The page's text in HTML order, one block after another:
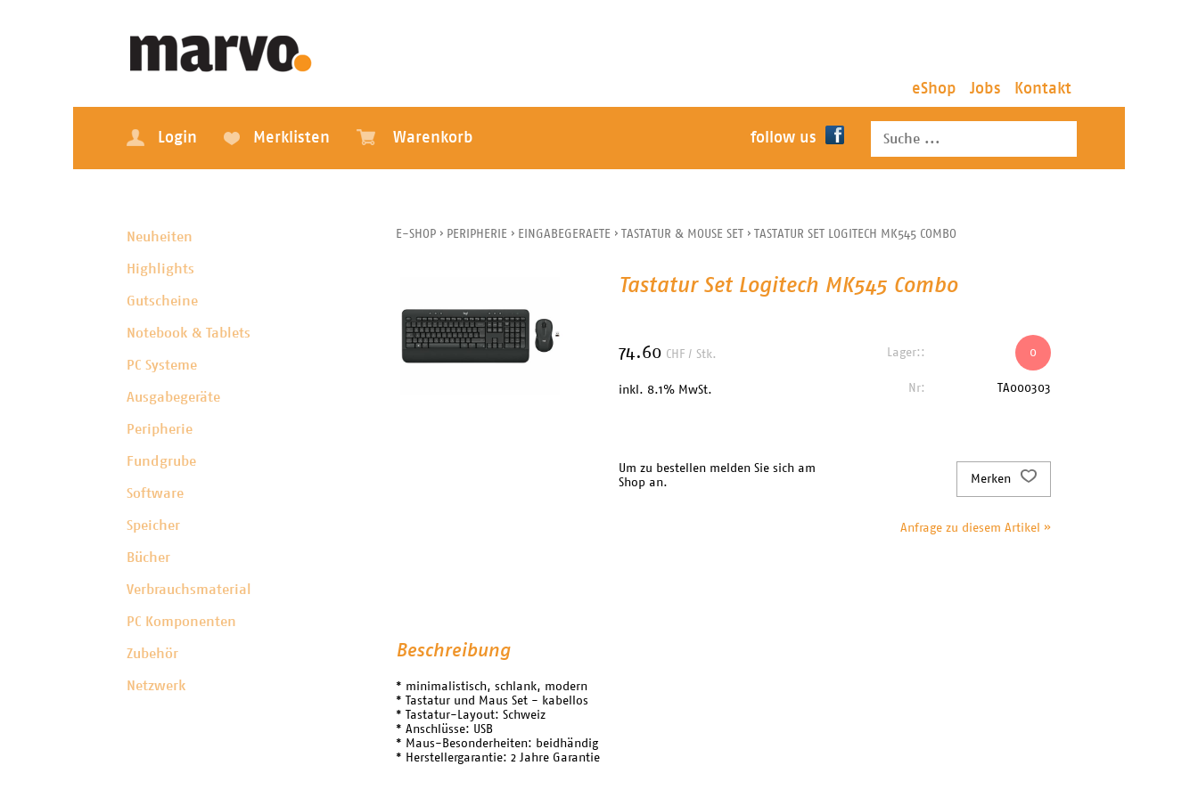
eShop Jobs Kontakt
Login Merklisten Warenkorb follow us
Neuheiten
Highlights
Gutscheine
Notebook & Tablets
PC Systeme
Ausgabegeräte
Peripherie
Fundgrube
Software
Speicher
Bücher
Verbrauchsmaterial
PC Komponenten
Zubehör
Netzwerk
E-SHOP › PERIPHERIE › EINGABEGERAETE › TASTATUR & MOUSE SET › TASTATUR SET LOGITECH MK545 COMBO
Tastatur Set Logitech MK545 Combo
74.60 CHF / Stk.
inkl. 8.1% MwSt.
Lager:: 0
Nr: TA000303
Um zu bestellen melden Sie sich am
Shop an.
Merken
Anfrage zu diesem Artikel »
Beschreibung
* minimalistisch, schlank, modern
* Tastatur und Maus Set - kabellos
* Tastatur-Layout: Schweiz
* Anschlüsse: USB
* Maus-Besonderheiten: beidhändig
* Herstellergarantie: 2 Jahre Garantie